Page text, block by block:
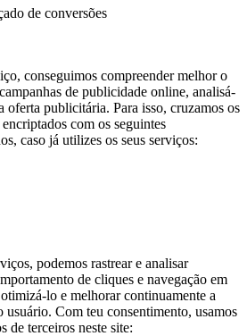
de conversões
conseguimos compreender melhor o
de publicidade online, analisá-
oferta publicitária. Para isso, cruzamos os
com os seguintes
caso já utilizes os seus serviços:
podemos rastrear e analisar
de cliques e navegação em
lo e melhorar continuamente a
usuário. Com teu consentimento, usamos
de terceiros neste site: